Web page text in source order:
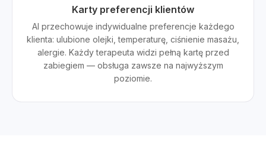
Karty preferencji klientów
AI przechowuje indywidualne preferencje każdego
klienta: ulubione olejki, temperaturę, ciśnienie masażu,
alergie. Każdy terapeuta widzi pełną kartę przed
zabiegiem — obsługa zawsze na najwyższym
poziomie.